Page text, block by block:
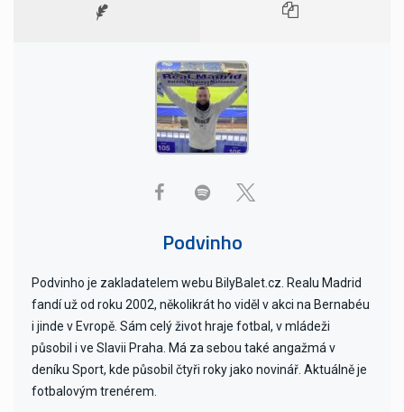
Podvinho
Podvinho je zakladatelem webu BilyBalet.cz. Realu Madrid
fandí už od roku 2002, několikrát ho viděl v akci na Bernabéu
i jinde v Evropě. Sám celý život hraje fotbal, v mládeži
působil i ve Slavii Praha. Má za sebou také angažmá v
deníku Sport, kde působil čtyři roky jako novinář. Aktuálně je
fotbalovým trenérem.